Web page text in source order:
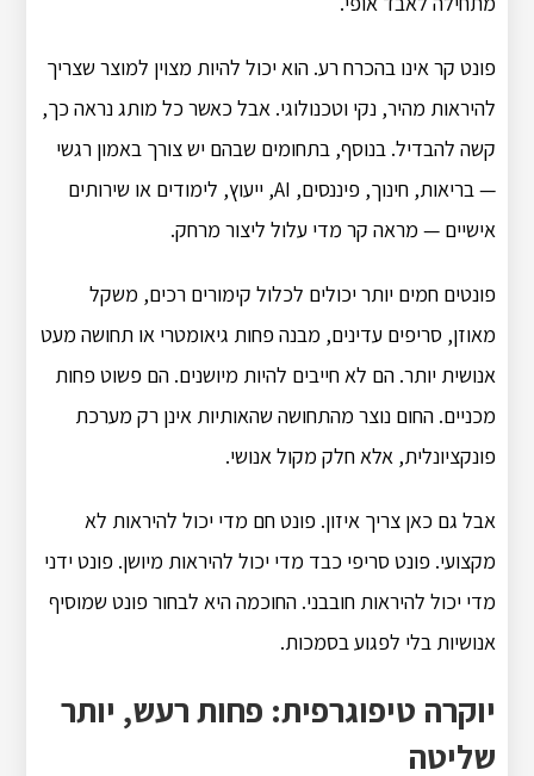
פונט קר אינו בהכרח רע. הוא יכול להיות מצוין למוצר שצריך
להיראות מהיר, נקי וטכנולוגי. אבל כאשר כל מותג נראה כך,
קשה להבדיל. בנוסף, בתחומים שבהם יש צורך באמון רגשי
— בריאות, חינוך, פיננסים, AI, ייעוץ, לימודים או שירותים
אישיים — מראה קר מדי עלול ליצור מרחק.
פונטים חמים יותר יכולים לכלול קימורים רכים, משקל
מאוזן, סריפים עדינים, מבנה פחות גיאומטרי או תחושה מעט
אנושית יותר. הם לא חייבים להיות מיושנים. הם פשוט פחות
מכניים. החום נוצר מהתחושה שהאותיות אינן רק מערכת
פונקציונלית, אלא חלק מקול אנושי.
אבל גם כאן צריך איזון. פונט חם מדי יכול להיראות לא
מקצועי. פונט סריפי כבד מדי יכול להיראות מיושן. פונט ידני
מדי יכול להיראות חובבני. החוכמה היא לבחור פונט שמוסיף
אנושיות בלי לפגוע בסמכות.
יוקרה טיפוגרפית: פחות רעש, יותר
שליטה